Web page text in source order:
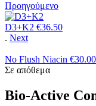
Προηγούμενο
D3+K2 €36.50
. Next
No Flush Niacin €30.00
Σε απόθεμα
Bio-Active